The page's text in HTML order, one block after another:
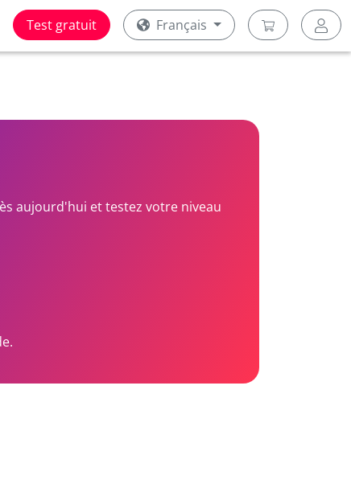
Test gratuit Français
aujourd'hui et testez votre niveau